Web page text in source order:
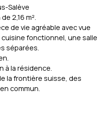
Salève
2,16 m².
de vie agréable avec vue
fonctionnel, une salle
séparées.
à la résidence.
la frontière suisse, des
commun.